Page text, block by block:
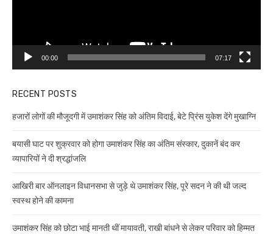
00:00 07:17
RECENT POSTS
हजारों लोगों की मौजूदगी में उमाशंकर सिंह को अंतिम विदाई, बेटे प्रिंस युकेश देंगे मुखाग्नि
बयासी घाट पर शुक्रवार को होगा उमाशंकर सिंह का अंतिम संस्कार, दुकानें बंद कर
व्यापारियों ने दी श्रद्धांजलि
आखिरी बार ऑनलाइन विधानसभा से जुड़े थे उमाशंकर सिंह, पूरे सदन ने की थी जल्द
स्वस्थ होने की कामना
उमाशंकर सिंह को छोटा भाई मानती थीं मायावती, राखी बांधने से लेकर परिवार को हिम्मत